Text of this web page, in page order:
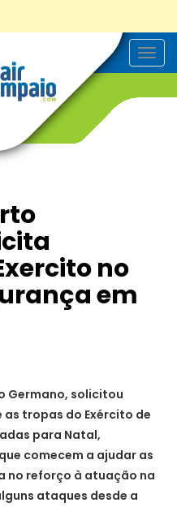
T
o
no
em
Germano, solicitou
tropas do Exército de
para Natal,
comecem a ajudar as
no reforço à atuação na
ataques desde a